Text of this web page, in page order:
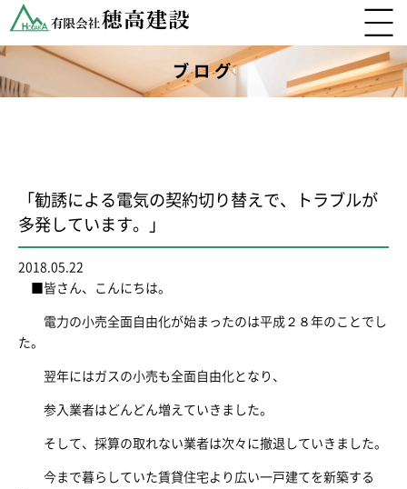
ブログ
「勧誘による電気の契約切り替えで、トラブルが
多発しています。」
2018.05.22
■皆さん、こんにちは。
電力の小売全面自由化が始まったのは平成２８年のことでし
た。
翌年にはガスの小売も全面自由化となり、
参入業者はどんどん増えていきました。
そして、採算の取れない業者は次々に撤退していきました。
今まで暮らしていた賃貸住宅より広い一戸建てを新築する